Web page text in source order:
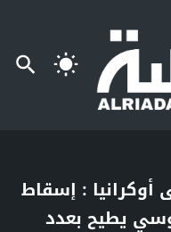
: إسقاط
يطيح بعدد